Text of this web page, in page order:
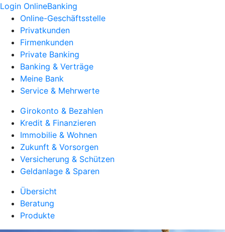
Login OnlineBanking
Online-Geschäftsstelle
Privatkunden
Firmenkunden
Private Banking
Banking & Verträge
Meine Bank
Service & Mehrwerte
Girokonto & Bezahlen
Kredit & Finanzieren
Immobilie & Wohnen
Zukunft & Vorsorgen
Versicherung & Schützen
Geldanlage & Sparen
Übersicht
Beratung
Produkte